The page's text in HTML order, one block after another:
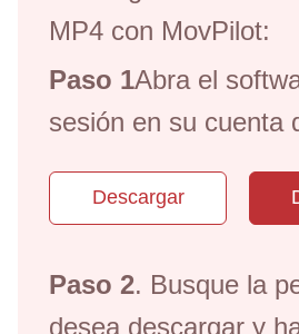
MP4 con MovPilot:
Paso 1Abra el
sesión en su cuenta
Descargar
Paso 2. Busque la
desea descargar y